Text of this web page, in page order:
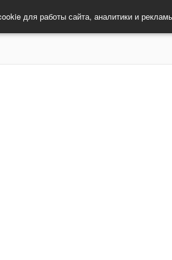
для работы сайта, аналитики и